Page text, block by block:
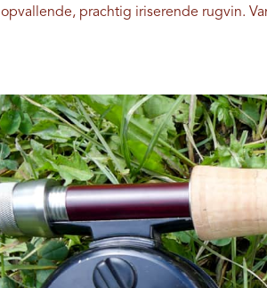
opvallende, prachtig iriserende rugvin.